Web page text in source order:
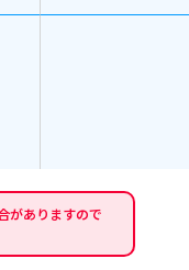
がありますので